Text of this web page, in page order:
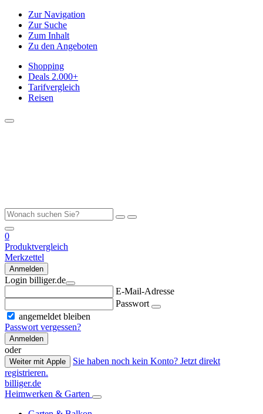
Zur Navigation
Zur Suche
Zum Inhalt
Zu den Angeboten
Shopping
Deals 2.000+
Tarifvergleich
Reisen
0
Produktvergleich
Merkzettel
Anmelden
Login billiger.de
E-Mail-Adresse
Passwort
angemeldet bleiben
Passwort vergessen?
Anmelden
oder
Weiter mit Apple
Sie haben noch kein Konto? Jetzt direkt
registrieren.
billiger.de
Heimwerken & Garten